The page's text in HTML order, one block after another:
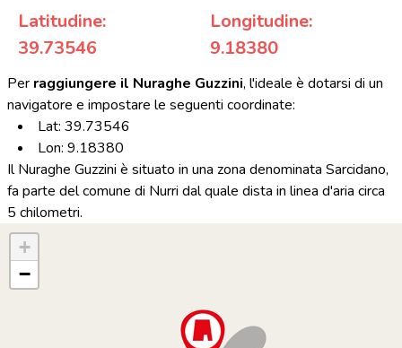
Latitudine:
39.73546
Longitudine:
9.18380
Per raggiungere il Nuraghe Guzzini, l'ideale è dotarsi di un
navigatore e impostare le seguenti coordinate:
Lat: 39.73546
Lon: 9.18380
Il Nuraghe Guzzini è situato in una zona denominata Sarcidano,
fa parte del comune di Nurri dal quale dista in linea d'aria circa
5 chilometri.
+
−